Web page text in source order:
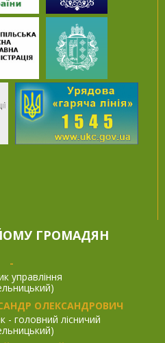
ГРОМАДЯН
-
управління
ОЛЕКСАНДРОВИЧ
- головний лісничий